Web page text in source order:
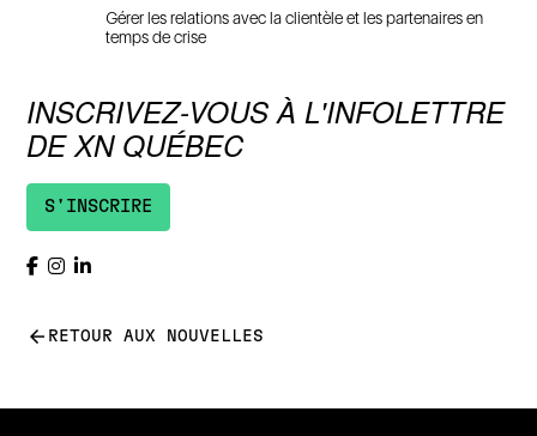
Gérer les relations avec la clientèle et les partenaires en
temps de crise
INSCRIVEZ-VOUS À L'INFOLETTRE
DE XN QUÉBEC
S'INSCRIRE
arrow_back RETOUR AUX NOUVELLES